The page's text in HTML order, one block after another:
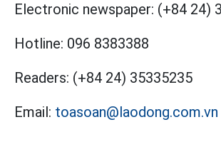
Electronic newspaper: (+84 24)
Hotline: 096 8383388
Readers: (+84 24) 35335235
Email: toasoan@laodong.com.vn